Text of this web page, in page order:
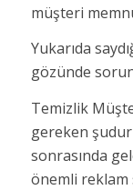
müşteri
Yukarıda
gözünde
Temizlik
gereken
sonrasında
önemli reklam